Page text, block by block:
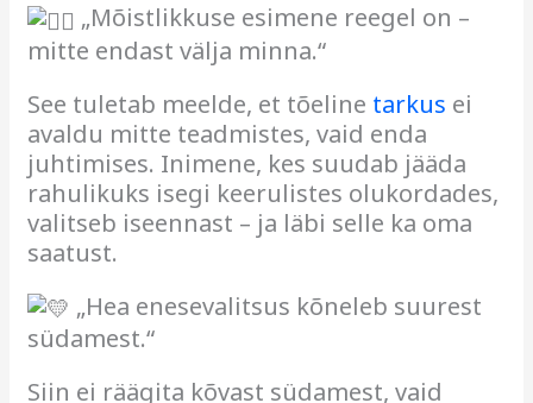
„Mõistlikkuse esimene reegel on –
mitte endast välja minna.“
See tuletab meelde, et tõeline tarkus ei
avaldu mitte teadmistes, vaid enda
juhtimises. Inimene, kes suudab jääda
rahulikuks isegi keerulistes olukordades,
valitseb iseennast – ja läbi selle ka oma
saatust.
„Hea enesevalitsus kõneleb suurest
südamest.“
Siin ei räägita kõvast südamest, vaid